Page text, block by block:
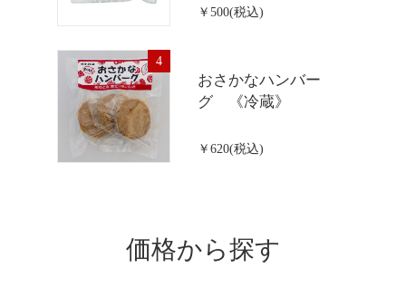
￥500(税込)
4
おさかなハンバー
グ 《冷蔵》
￥620(税込)
価格から探す